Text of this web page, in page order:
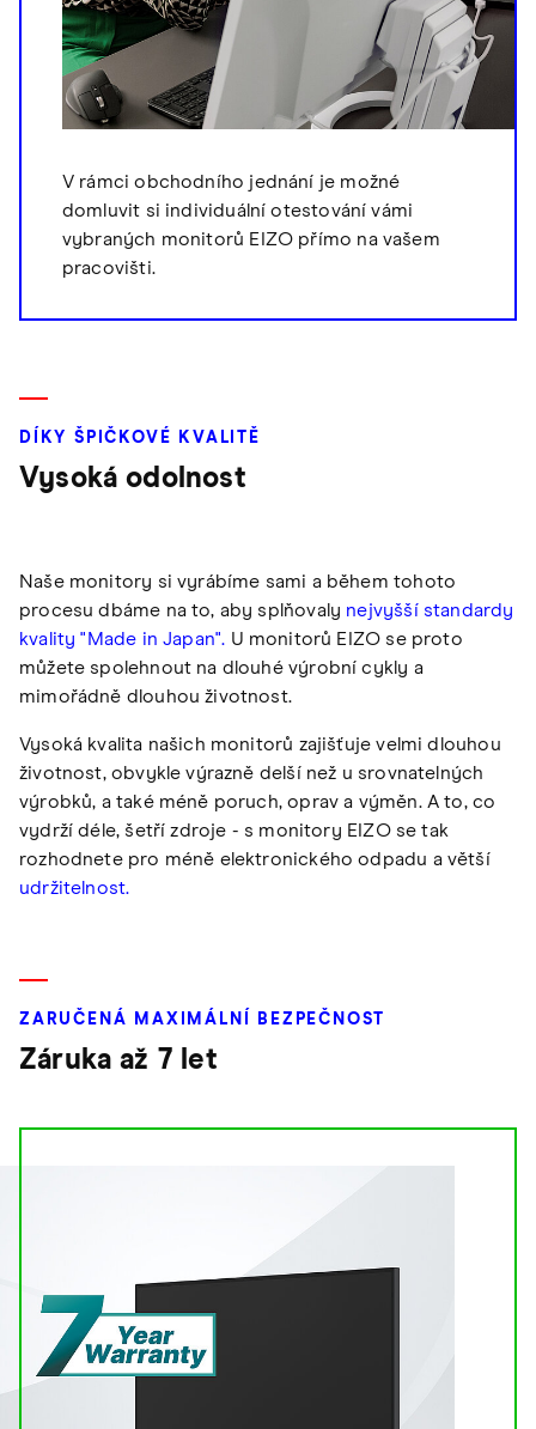
V rámci obchodního jednání je možné
domluvit si individuální otestování vámi
vybraných monitorů EIZO přímo na vašem
pracovišti.
DÍKY ŠPIČKOVÉ KVALITĚ
Vysoká odolnost
Naše monitory si vyrábíme sami a během tohoto
procesu dbáme na to, aby splňovaly nejvyšší standardy
kvality "Made in Japan". U monitorů EIZO se proto
můžete spolehnout na dlouhé výrobní cykly a
mimořádně dlouhou životnost.
Vysoká kvalita našich monitorů zajišťuje velmi dlouhou
životnost, obvykle výrazně delší než u srovnatelných
výrobků, a také méně poruch, oprav a výměn. A to, co
vydrží déle, šetří zdroje - s monitory EIZO se tak
rozhodnete pro méně elektronického odpadu a větší
udržitelnost.
ZARUČENÁ MAXIMÁLNÍ BEZPEČNOST
Záruka až 7 let